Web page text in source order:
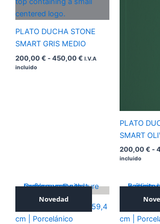
PLATO DUCHA STONE
SMART GRIS MEDIO
200,00€ -450,00€
450,00 €
I.V.A
incluido
PLATO
SMART
200,00€ -
incluido
Novedad
ICONIC SILVER 59,4×59,4
cm | Porcelánico
ICONIC
cm |